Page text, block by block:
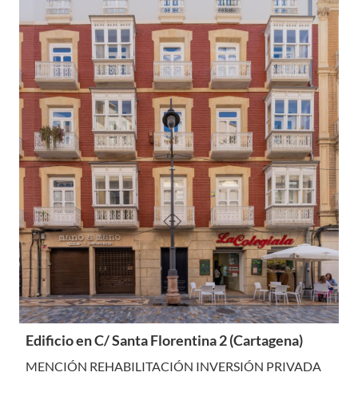
Edificio en C/ Santa Florentina 2 (Cartagena)
MENCIÓN REHABILITACIÓN INVERSIÓN PRIVADA